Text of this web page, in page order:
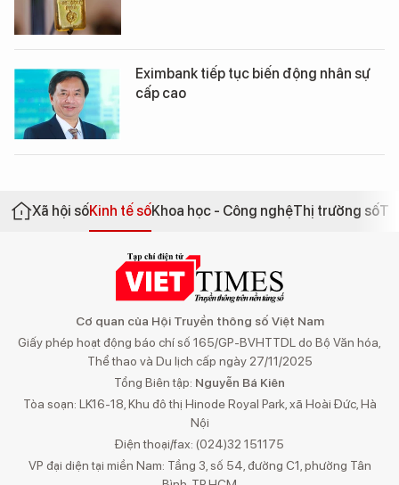
Eximbank tiếp tục biến động nhân sự
cấp cao
Xã hội sốKinh tế sốKhoa học - Công nghệThị trường số
Cơ quan của Hội Truyền thông số Việt Nam
Giấy phép hoạt động báo chí số 165/GP-BVHTTDL do Bộ Văn hóa,
Thể thao và Du lịch cấp ngày 27/11/2025
Tổng Biên tập: Nguyễn Bá Kiên
Tòa soạn: LK16-18, Khu đô thị Hinode Royal Park, xã Hoài Đức, Hà
Nội
Điện thoại/fax: (024)32 151175
VP đại diện tại miền Nam: Tầng 3, số 54, đường C1, phường Tân